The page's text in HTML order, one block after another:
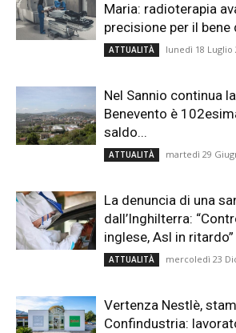
Maria: radioterapia
precisione per il bene
ATTUALITÀ lunedì 18 Luglio
Nel Sannio continua
Benevento è
saldo...
ATTUALITÀ martedì 29
La denuncia di una
dall’Inghilterra:
inglese, Asl in ritardo”
ATTUALITÀ mercoledì 23
Vertenza Nestlè,
Confindustria: